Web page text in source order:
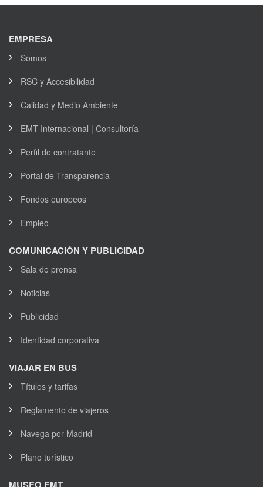
EMPRESA
Somos
RSC y Accesibilidad
Calidad y Medio Ambiente
EMT Internacional | Consultoría
Perfil de contratante
Portal de Transparencia
Fondos europeos
Empleo
COMUNICACIÓN Y PUBLICIDAD
Sala de prensa
Noticias
Publicidad
Identidad corporativa
VIAJAR EN BUS
Títulos y tarifas
Reglamento de viajeros
Navega por Madrid
Plano turístico